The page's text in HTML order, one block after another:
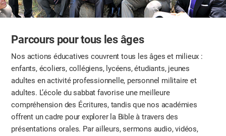
Parcours pour tous les âges
Nos actions éducatives couvrent tous les âges et milieux :
enfants, écoliers, collégiens, lycéens, étudiants, jeunes
adultes en activité professionnelle, personnel militaire et
adultes. L’école du sabbat favorise une meilleure
compréhension des Écritures, tandis que nos académies
offrent un cadre pour explorer la Bible à travers des
présentations orales. Par ailleurs, sermons audio, vidéos,